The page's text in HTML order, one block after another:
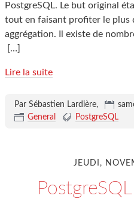
PostgreSQL. Le but original
tout en faisant profiter le plus
aggrégation. Il existe de
[…]
Lire la suite
Par Sébastien Lardière,
General
PostgreSQL
JEUDI,